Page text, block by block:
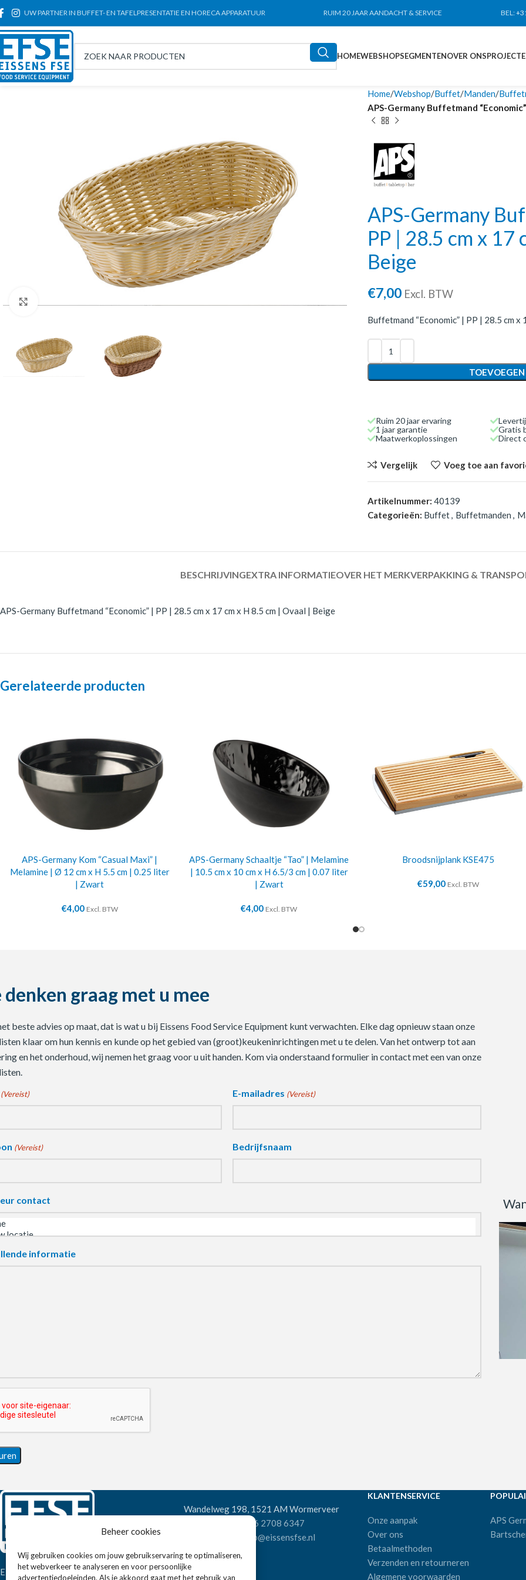
Beheer cookies
Wij gebruiken cookies om jouw gebruikservaring te optimaliseren,
het webverkeer te analyseren en voor persoonlijke
advertentiedoeleinden. Als je akkoord gaat met het gebruik van
UW PARTNER IN BUFFET- EN TAFELPRESENTATIE EN HORECA APPARATUUR RUIM 20 JAAR AANDACHT & SERVICE BEL:
HOMEWEBSHOPSEGMENTENOVER ONS
Home Webshop Buffet Manden
APS-Germany Buffetmand
APS-Germany
PP | 28.5 cm x 17
Beige
€7,00 Excl. BTW
Buffetmand “Economic” | PP | 28.5 cm x
Ruim 20 jaar ervaring
1 jaar garantie
Maatwerkoplossingen
Gratis
Direct
Vergelijk Voeg toe aan
Artikelnummer: 40139
Categorieën: Buffet, Buffetmanden ,
BESCHRIJVINGEXTRA INFORMATIEOVER HET MERKVERPAKKING &
APS-Germany Buffetmand “Economic” | PP | 28.5 cm x 17 cm x H 8.5 cm | Ovaal | Beige
Gerelateerde producten
APS-Germany Kom “Casual Maxi” |
Melamine | Ø 12 cm x H 5.5 cm | 0.25 liter
| Zwart
€4,00 Excl. BTW
APS-Germany Schaaltje “Tao” | Melamine
| 10.5 cm x 10 cm x H 6.5/3 cm | 0.07 liter
| Zwart
€4,00 Excl. BTW
Broodsnijplank KSE475
€59,00 Excl. BTW
denken graag met u mee
beste advies op maat, dat is wat u bij Eissens Food Service Equipment kunt verwachten. Elke dag opnieuw staan onze
klaar om hun kennis en kunde op het gebied van (groot)keukeninrichtingen met u te delen. Van het ontwerp tot aan
en het onderhoud, wij nemen het graag voor u uit handen. Kom via onderstaand formulier in contact met een van onze
(Vereist) E-mailadres (Vereist)
(Vereist) Bedrijfsnaam
contact
informatie
Eissens FSE is een horeca
Wandelweg 198, 1521 AM Wormerveer
+31 6 2708 6347
verkoop@eissensfse.nl
KLANTENSERVICE
Onze aanpak
Over ons
Betaalmethoden
Verzenden en retourneren
Algemene voorwaarden
APS